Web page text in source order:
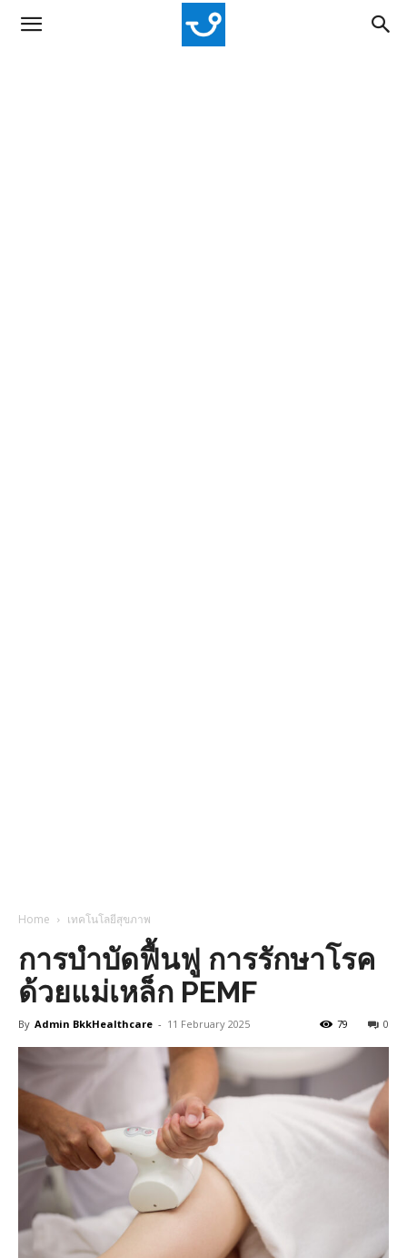
Home เทคโนโลยีสุขภาพ
การบำบัดฟื้นฟู การรักษาโรค
ด้วยแม่เหล็ก PEMF
By Admin BkkHealthcare - 11 February 2025 0
79